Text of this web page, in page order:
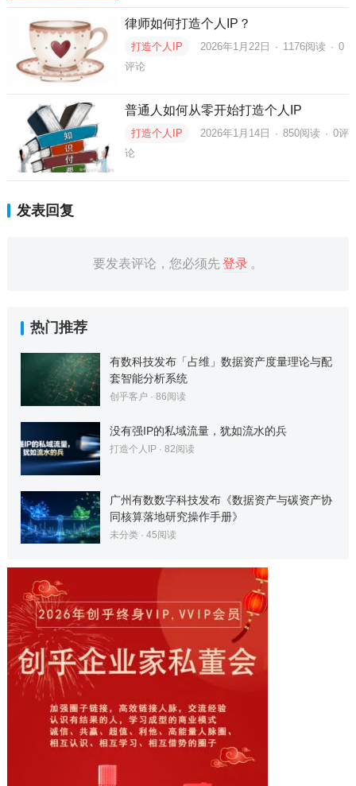
律师如何打造个人IP？
打造个人IP 2026年1月22日 · 1176阅读 · 0
评论
普通人如何从零开始打造个人IP
打造个人IP 2026年1月14日 · 850阅读 · 0评
论
发表回复
要发表评论，您必须先登录 。
热门推荐
有数科技发布「占维」数据资产度量理论与配
套智能分析系统
创乎客户 · 86阅读
没有强IP的私域流量，犹如流水的兵
打造个人IP· 82阅读
广州有数数字科技发布《数据资产与碳资产协
同核算落地研究操作手册》
未分类· 45阅读